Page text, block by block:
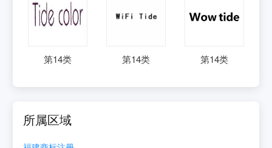
第14类 第14类 第14类
所属区域